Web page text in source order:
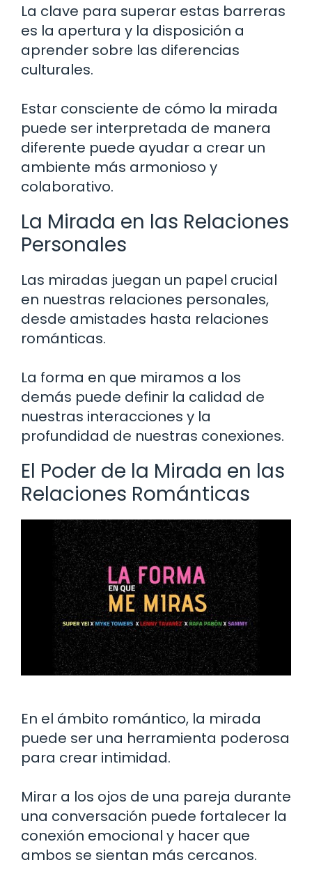
La clave para superar estas barreras
es la apertura y la disposición a
aprender sobre las diferencias
culturales.
Estar consciente de cómo la mirada
puede ser interpretada de manera
diferente puede ayudar a crear un
ambiente más armonioso y
colaborativo.
La Mirada en las Relaciones
Personales
Las miradas juegan un papel crucial
en nuestras relaciones personales,
desde amistades hasta relaciones
románticas.
La forma en que miramos a los
demás puede definir la calidad de
nuestras interacciones y la
profundidad de nuestras conexiones.
El Poder de la Mirada en las
Relaciones Románticas
En el ámbito romántico, la mirada
puede ser una herramienta poderosa
para crear intimidad.
Mirar a los ojos de una pareja durante
una conversación puede fortalecer la
conexión emocional y hacer que
ambos se sientan más cercanos.